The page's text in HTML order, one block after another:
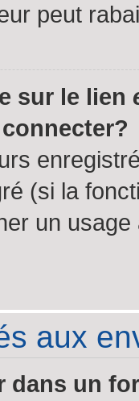
peut
sur le lien
(si la
un
aux
dans un